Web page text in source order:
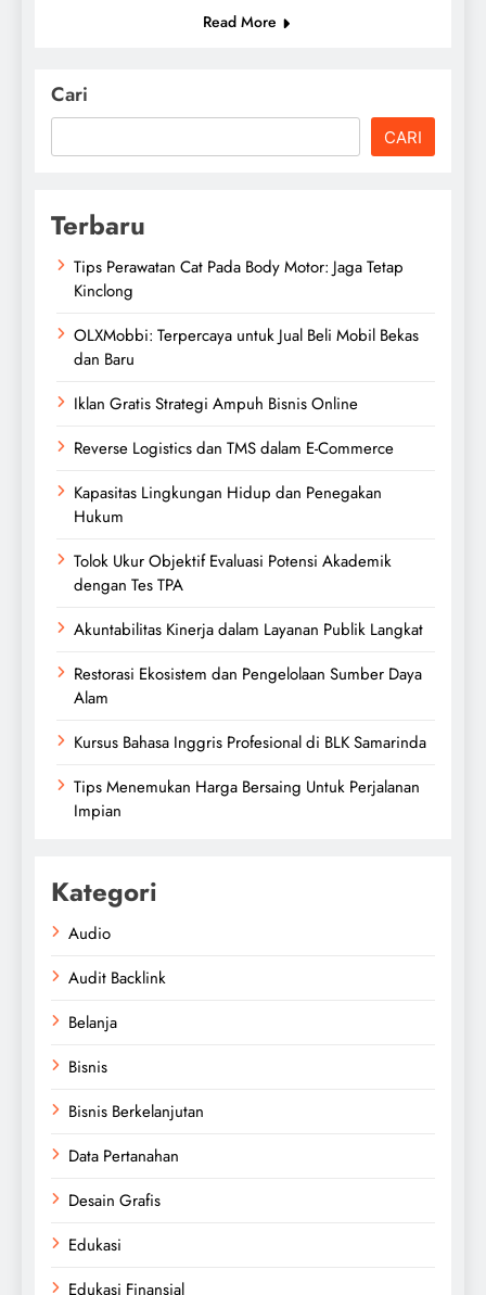
Read More
Cari
CARI
Terbaru
Tips Perawatan Cat Pada Body Motor: Jaga Tetap
Kinclong
OLXMobbi: Terpercaya untuk Jual Beli Mobil Bekas
dan Baru
Iklan Gratis Strategi Ampuh Bisnis Online
Reverse Logistics dan TMS dalam E-Commerce
Kapasitas Lingkungan Hidup dan Penegakan
Hukum
Tolok Ukur Objektif Evaluasi Potensi Akademik
dengan Tes TPA
Akuntabilitas Kinerja dalam Layanan Publik Langkat
Restorasi Ekosistem dan Pengelolaan Sumber Daya
Alam
Kursus Bahasa Inggris Profesional di BLK Samarinda
Tips Menemukan Harga Bersaing Untuk Perjalanan
Impian
Kategori
Audio
Audit Backlink
Belanja
Bisnis
Bisnis Berkelanjutan
Data Pertanahan
Desain Grafis
Edukasi
Edukasi Finansial